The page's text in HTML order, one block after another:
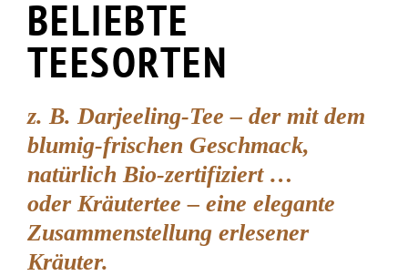
BELIEBTE
TEESORTEN
z. B. Darjeeling-Tee – der mit dem
blumig-frischen Geschmack,
natürlich Bio-zertifiziert …
oder Kräutertee – eine elegante
Zusammenstellung erlesener
Kräuter.